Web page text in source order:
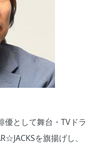
優として舞台・TVドラ
を旗揚げし、